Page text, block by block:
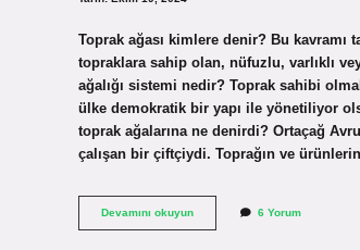
Toprak ağası kimlere denir? Bu kavramı
topraklara sahip olan, nüfuzlu, varlıklı
ağalığı sistemi nedir? Toprak sahibi
ülke demokratik bir yapı ile yönetiliyor
toprak ağalarına ne denirdi? Ortaçağ
çalışan bir çiftçiydi. Toprağın ve
Devamını okuyunToprak
Ağası
6 Yorum